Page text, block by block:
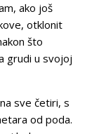
ako još
otklonit
što
grudi u svojoj
sve četiri, s
od poda.